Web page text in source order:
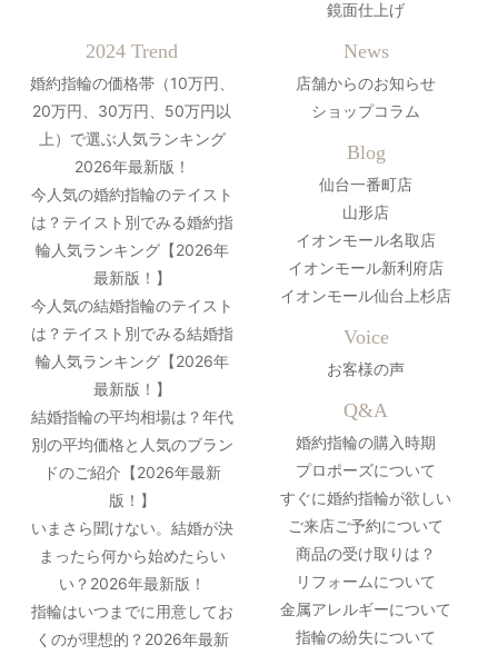
鏡面仕上げ
2024 Trend
婚約指輪の価格帯（10万円、
20万円、30万円、50万円以
上）で選ぶ人気ランキング
2026年最新版！
今人気の婚約指輪のテイスト
は？テイスト別でみる婚約指
輪人気ランキング【2026年
最新版！】
今人気の結婚指輪のテイスト
は？テイスト別でみる結婚指
輪人気ランキング【2026年
最新版！】
結婚指輪の平均相場は？年代
別の平均価格と人気のブラン
ドのご紹介【2026年最新
版！】
いまさら聞けない。結婚が決
まったら何から始めたらい
い？2026年最新版！
指輪はいつまでに用意してお
くのが理想的？2026年最新
News
店舗からのお知らせ
ショップコラム
Blog
仙台一番町店
山形店
イオンモール名取店
イオンモール新利府店
イオンモール仙台上杉店
Voice
お客様の声
Q&A
婚約指輪の購入時期
プロポーズについて
すぐに婚約指輪が欲しい
ご来店ご予約について
商品の受け取りは？
リフォームについて
金属アレルギーについて
指輪の紛失について